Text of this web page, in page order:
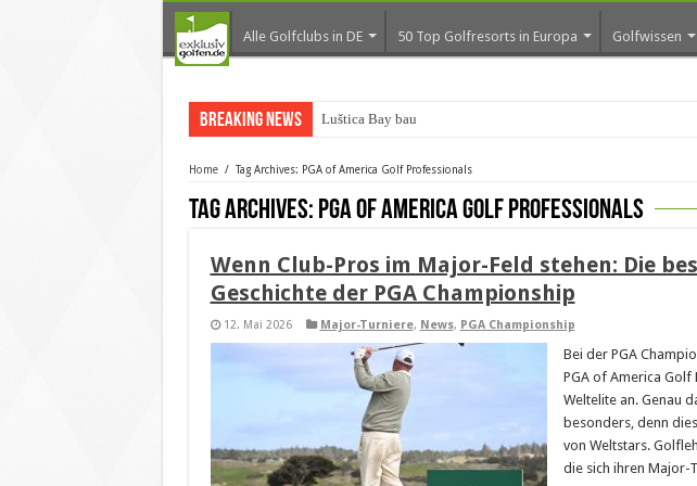
Alle Golfclubs in DE 50 Top Golfresorts in Europa Golfwissen
Breaking News Luštica Bay baut Monten
Home / Tag Archives: PGA of America Golf Professionals
Tag Archives: PGA of America Golf Professionals
Wenn Club-Pros im Major-Feld stehen: Die
Geschichte der PGA Championship
12. Mai 2026 Major-Turniere, News, PGA Championship
Bei der PGA
PGA of America
Weltelite an. Genau
besonders, denn
von Weltstars.
die sich ihren Major-